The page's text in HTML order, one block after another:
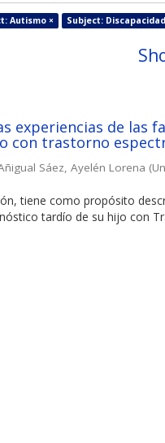
Autismo × Subject:
experiencias de las
con trastorno
Sáez, Ayelén Lorena (
tiene como propósito
tardío de su hijo con